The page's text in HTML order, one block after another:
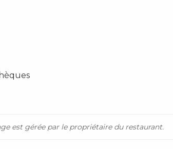
est gérée par le propriétaire du restaurant.